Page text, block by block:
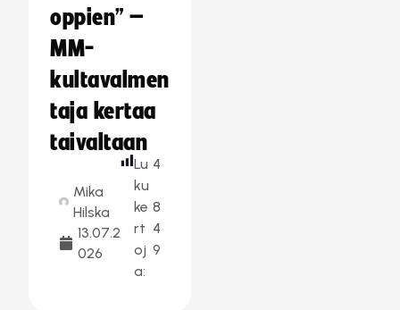
oppien” –
MM-
kultavalmen
taja kertaa
taivaltaan
Mika
Hilska
13.07.2
026
Lu
ku
ke
rt
oj
a:
4
8
4
9